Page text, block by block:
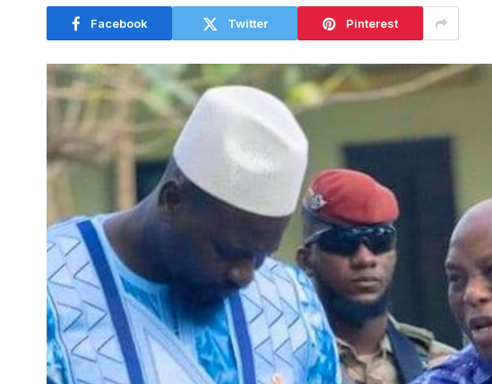
Facebook Twitter Pinterest